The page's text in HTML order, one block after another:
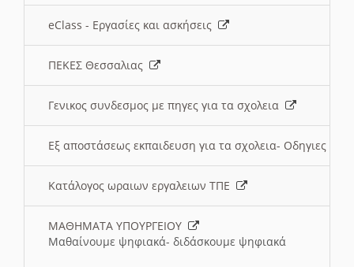
eClass - Εργασίες και ασκήσεις
ΠΕΚΕΣ Θεσσαλιας
Γενικος συνδεσμος με πηγες για τα σχολεια
Εξ αποστάσεως εκπαιδευση για τα σχολεια- Οδηγιες
Κατάλογος ωραιων εργαλειων ΤΠΕ
ΜΑΘΗΜΑΤΑ ΥΠΟΥΡΓΕΙΟΥ
Μαθαίνουμε ψηφιακά- διδάσκουμε ψηφιακά